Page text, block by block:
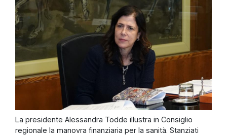
La presidente Alessandra Todde illustra in Consiglio
regionale la manovra finanziaria per la sanità. Stanziati